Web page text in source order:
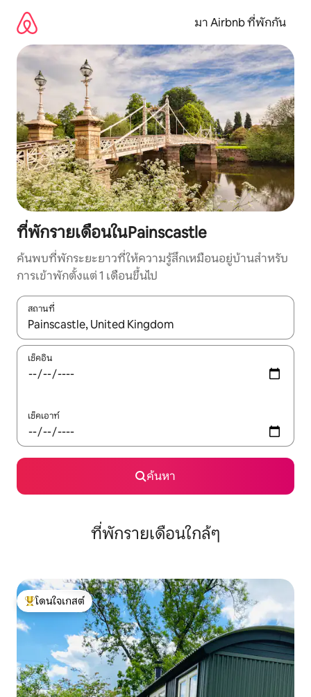
เนื้อหา
มา Airbnb ที่พักกัน
ที่พักรายเดือนในPainscastle
ค้นพบที่พักระยะยาวที่ให้ความรู้สึกเหมือนอยู่บ้านสำหรับ
การเข้าพักตั้งแต่ 1 เดือนขึ้นไป
สถานที่
ใช้ลูกศรขึ้นลง หรือใช้การสัมผัสหรือปัด เพื่อสำรวจผลการค้นหา
เช็คอิน
เช็คเอาท์
ค้นหา
ที่พักรายเดือนใกล้ๆ
โดนใจเกสต์ที่สุด
โดนใจเกสต์